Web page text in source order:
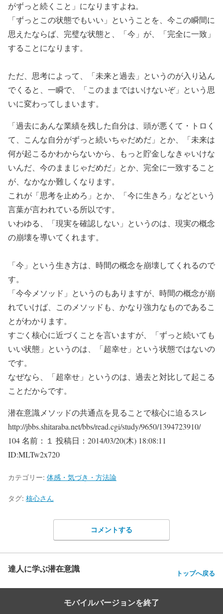
がずっと続くこと」になりますよね。
「ずっとこの状態でもいい」ということを、今この瞬間に
思えたならば、完璧な状態と、「今」が、「完全に一致」
することになります。
ただ、思考によって、「未来と過去」というのが入り込ん
でくると、一瞬で、「このままではいけないぞ」という思
いに変わってしまいます。
「過去にあんな業績を残した自分は、頭が悪くて・トロく
て、こんな自分がずっと続いちゃだめだ」とか、「未来は
何が起こるかわからないから、もっと貯金しなきゃいけな
いんだ、今のままじゃだめだ」とか、完全に一致すること
が、なかなか難しくなります。
これが「思考を止めろ」とか、「今に生きろ」などという
言葉が言われている所以です。
いわゆる、「現実を確認しない」というのは、現実の概念
の崩壊を導いてくれます。
「今」という生き方は、時間の概念を崩壊してくれるので
す。
「今今メソッド」というのもありますが、時間の概念が崩
れていけば、このメソッドも、かなり強力なものであるこ
とがわかります。
すごく核心に近づくことを言いますが、「ずっと続いても
いい状態」というのは、「超幸せ」という状態ではないの
です。
なぜなら、「超幸せ」というのは、過去と対比して起こる
ことだからです。
潜在意識メソッドの共通点を見ることで核心に迫るスレ
http://jbbs.shitaraba.net/bbs/read.cgi/study/9650/1394723910/
104 名前：１ 投稿日：2014/03/20(木) 18:08:11
ID:MLTw2x720
カテゴリー: 体感・気づき・方法論
タグ: 核心さん
コメントする
達人に学ぶ潜在意識 トップへ戻る
モバイルバージョンを終了